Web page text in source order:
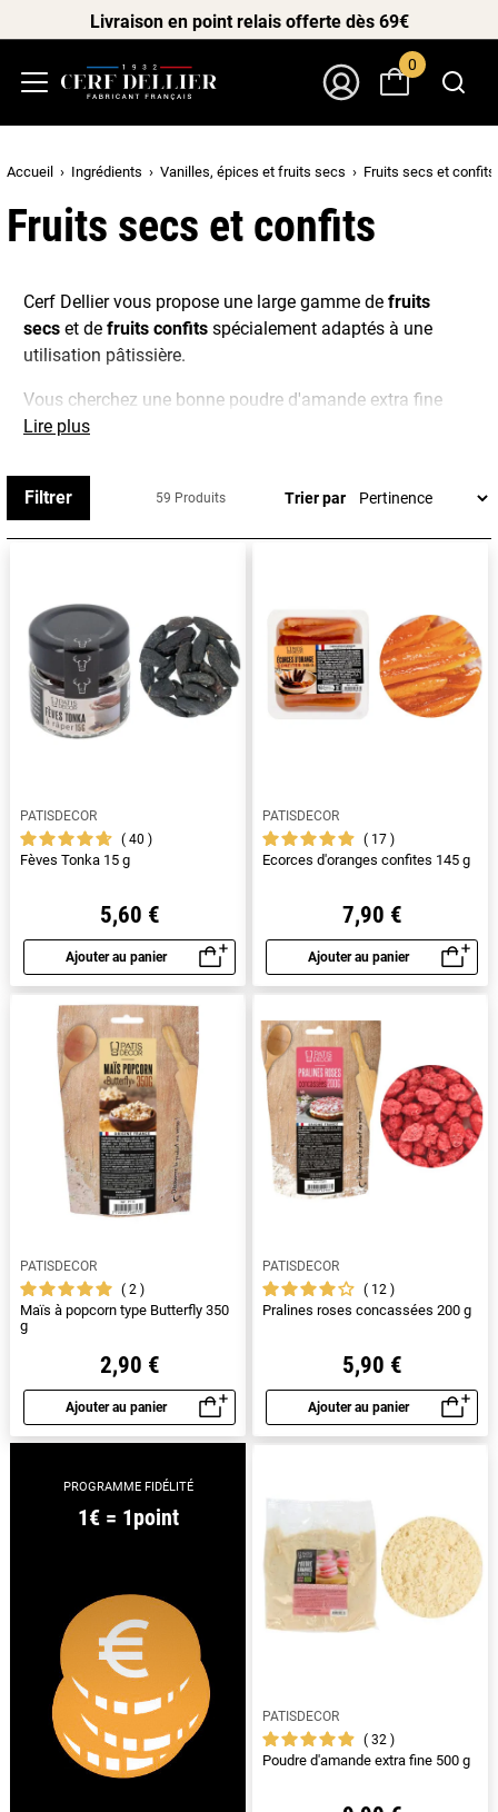
Livraison en point relais offerte dès 69€
0
Accueil Ingrédients Vanilles, épices et fruits secs Fruits secs et confits
Fruits secs et confits
Cerf Dellier vous propose une large gamme de fruits
secs et de fruits confits spécialement adaptés à une
utilisation pâtissière.
Vous cherchez une bonne poudre d'amande extra fine
pour vos macarons ? de la fève de tonka pour parfumer
d'oranges confites pour vos mendiants ?
Découvrez notre sélection de fruits secs et de fruits
hachées, brisures de pistache, gousses de vanille.
Nosfruits confits(oranges confites, crème de marrons,
cerises bigarreaux, écorces d'agrumes, griottes...)
entreront dans la préparation de tous vos desserts :
florentins, cakes, truffes....
Lire plus
59 Produits
Filtrer Trier par
PATISDECOR
40
Fèves Tonka 15 g
5,60 €
Ajouter au panier
Aperçu rapide
PATISDECOR
17
Ecorces d'oranges confites 145 g
7,90 €
Ajouter au panier
Aperçu rapide
PATISDECOR
2
Maïs à popcorn type Butterfly 350
g
2,90 €
Ajouter au panier
Aperçu rapide
PATISDECOR
12
Pralines roses concassées 200 g
5,90 €
Ajouter au panier
Aperçu rapide
PROGRAMME FIDÉLITÉ
1€ = 1point
PATISDECOR
32
Poudre d'amande extra fine 500 g